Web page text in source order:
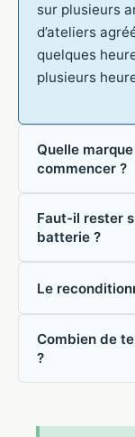
sur plusieurs
d’ateliers
quelques
plusieurs
Quelle
commencer ?
Faut-il rester
batterie ?
Le
Combien de
?